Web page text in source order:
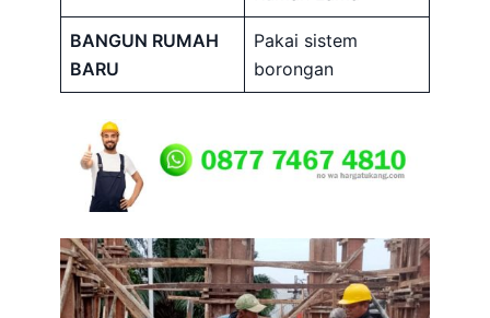
BANGUN RUMAH
BARU
Pakai sistem
borongan